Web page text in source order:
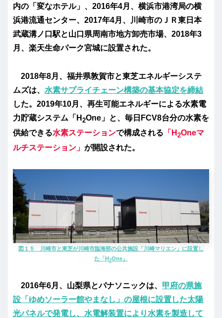
内の「変なホテル」、2016年4月、横浜市港湾局の横
浜港流通センター、2017年4月、川崎市のＪＲ東日本
武蔵溝ノ口駅と山口県周南市地方卸売市場、2018年3
月、楽天生命パーク宮城に設置された。
2018年8月、福井県敦賀市と東芝エネルギーシステ
ムズは、 水素サプライチェーン構築の基本協定を締結
した。2019年10月、再生可能エネルギーによる水素電
力貯蔵システム「H 2One」と、毎日FCV8台分の水素を
供給できる水素ステーションで構成される 「H 2Oneマ
ルチステーション」 が開設された。
図１５ 川崎市と東芝が川崎市臨海部の公共施設「川崎マリエン」に設置し
た「H2One」
2016年6月、山梨県とパナソニックは、 甲府の県施
設「ゆめソーラー館やまなし」の屋根に設置した太陽
光パネルで発電し、水電解装置により水素を製造して